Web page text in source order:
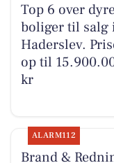
Top 6 over
boliger til salg
Haderslev.
op til
kr
ALARM112
Brand &